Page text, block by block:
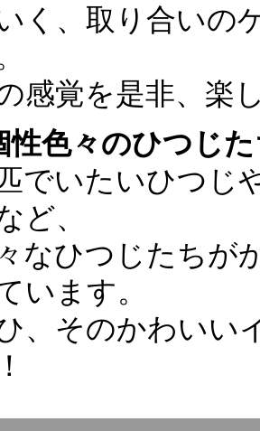
く、取り合いの
感覚を是非、楽
性色々のひつじ
でいたいひつじ
ど、
なひつじたちが
います。
、そのかわいい